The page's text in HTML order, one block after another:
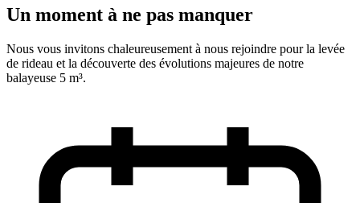
Un moment à ne pas manquer
Nous vous invitons chaleureusement à nous rejoindre pour la levée
de rideau et la découverte des évolutions majeures de notre
balayeuse 5 m³.